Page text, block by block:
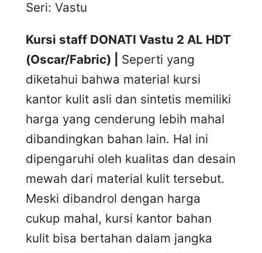
Seri: Vastu
Kursi staff DONATI Vastu 2 AL HDT
(Oscar/Fabric) | Seperti yang
diketahui bahwa material kursi
kantor kulit asli dan sintetis memiliki
harga yang cenderung lebih mahal
dibandingkan bahan lain. Hal ini
dipengaruhi oleh kualitas dan desain
mewah dari material kulit tersebut.
Meski dibandrol dengan harga
cukup mahal, kursi kantor bahan
kulit bisa bertahan dalam jangka